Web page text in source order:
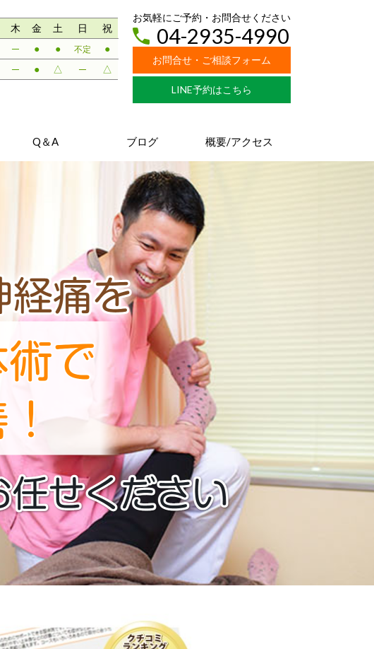
木 金 土 日
祝
─ ● ● 不定
●
─ ● △ ─ △
お気軽にご予約・ お問合せください
04-2935-4990
お問合せ・ご相談フォーム
LINE予約はこちら
Q＆A ブログ 概要/アクセス